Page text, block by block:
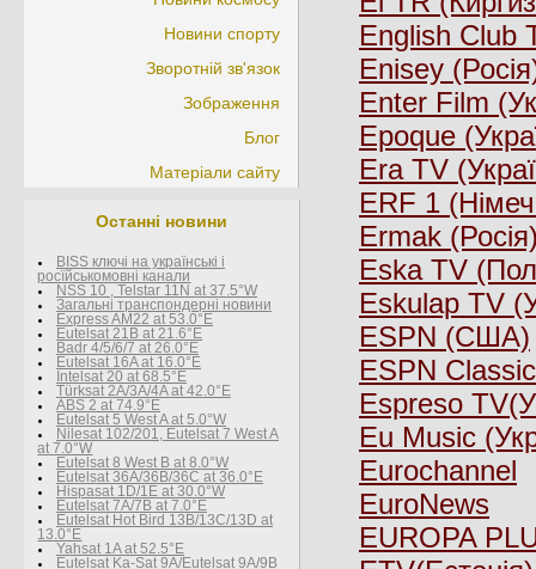
Новини спорту
Зворотній зв'язок
Зображення
Блог
Матеріали сайту
Останні новини
BISS ключі на українські і
росїйськомовні канали
NSS 10 , Telstar 11N at 37.5°W
Загальні транспондерні новини
Express AM22 at 53.0°E
Eutelsat 21B at 21.6°E
Badr 4/5/6/7 at 26.0°E
Eutelsat 16A at 16.0°E
Intelsat 20 at 68.5°E
Türksat 2A/3A/4A at 42.0°E
ABS 2 at 74.9°E
Eutelsat 5 West A at 5.0°W
Nilesat 102/201, Eutelsat 7 West A
at 7.0°W
Eutelsat 8 West В at 8.0°W
Eutelsat 36A/36B/36C at 36.0°E
Hispasat 1D/1E at 30.0°W
Eutelsat 7A/7B at 7.0°E
Eutelsat Hot Bird 13B/13C/13D at
13.0°E
Yahsat 1A at 52.5°E
Eutelsat Ka-Sat 9A/Eutelsat 9A/9B
English Club
Enisey
Enter Film
Epoque
Era TV
ERF 1
Ermak
Eska TV
Eskulap TV
ESPN (США)
ESPN
Espreso
Eu Music
Eurochannel
EuroNews
EUROPA